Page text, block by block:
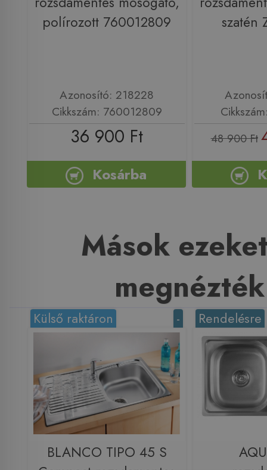
polírozott 760012809
Azonosító: 218228
Cikkszám: 760012809
36 900 Ft
Kosárba
szatén
48 900 Ft
Mások
megnézték
-
Külső raktáron
BLANCO TIPO 45 S
Rendelésre